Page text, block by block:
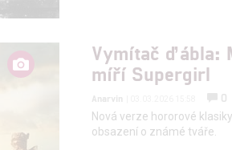
Vymítač ďábla:
míří Supergirl
Anarvin
0
Nová verze hororové
obsazení o známé tváře.